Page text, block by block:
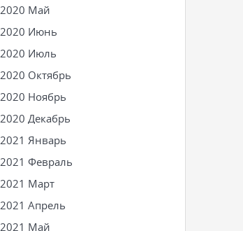
2020 Май
2020 Июнь
2020 Июль
2020 Октябрь
2020 Ноябрь
2020 Декабрь
2021 Январь
2021 Февраль
2021 Март
2021 Апрель
2021 Май